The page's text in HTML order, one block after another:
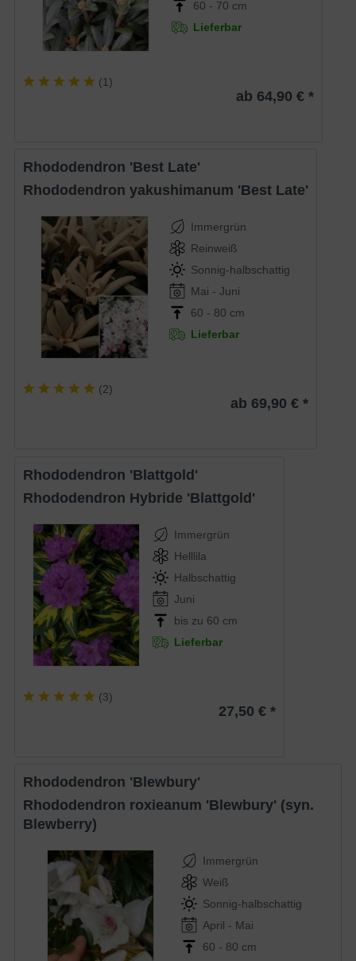
60 - 70 cm
Lieferbar
(1)
ab 64,90 € *
Rhododendron 'Best Late'
Rhododendron yakushimanum 'Best Late'
Immergrün
Reinweiß
Sonnig-halbschattig
Mai - Juni
60 - 80 cm
Lieferbar
(2)
ab 69,90 € *
Rhododendron 'Blattgold'
Rhododendron Hybride 'Blattgold'
Immergrün
Helllila
Halbschattig
Juni
bis zu 60 cm
Lieferbar
(3)
27,50 € *
Rhododendron 'Blewbury'
Rhododendron roxieanum 'Blewbury' (syn.
Blewberry)
Immergrün
Weiß
Sonnig-halbschattig
April - Mai
60 - 80 cm